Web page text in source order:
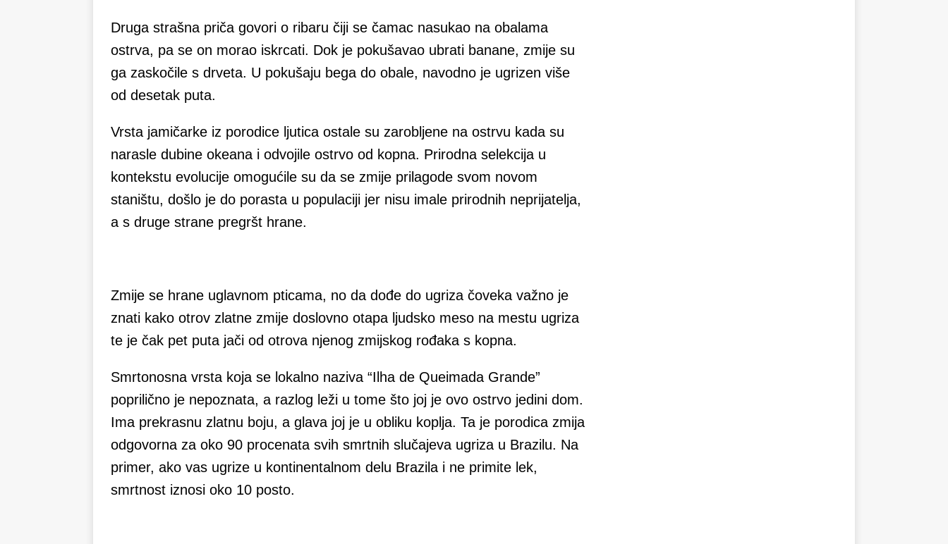
Druga strašna priča govori o ribaru čiji se čamac nasukao na obalama
ostrva, pa se on morao iskrcati. Dok je pokušavao ubrati banane, zmije su
ga zaskočile s drveta. U pokušaju bega do obale, navodno je ugrizen više
od desetak puta.
Vrsta jamičarke iz porodice ljutica ostale su zarobljene na ostrvu kada su
narasle dubine okeana i odvojile ostrvo od kopna. Prirodna selekcija u
kontekstu evolucije omogućile su da se zmije prilagode svom novom
staništu, došlo je do porasta u populaciji jer nisu imale prirodnih neprijatelja,
a s druge strane pregršt hrane.
Zmije se hrane uglavnom pticama, no da dođe do ugriza čoveka važno je
znati kako otrov zlatne zmije doslovno otapa ljudsko meso na mestu ugriza
te je čak pet puta jači od otrova njenog zmijskog rođaka s kopna.
Smrtonosna vrsta koja se lokalno naziva “Ilha de Queimada Grande”
poprilično je nepoznata, a razlog leži u tome što joj je ovo ostrvo jedini dom.
Ima prekrasnu zlatnu boju, a glava joj je u obliku koplja. Ta je porodica zmija
odgovorna za oko 90 procenata svih smrtnih slučajeva ugriza u Brazilu. Na
primer, ako vas ugrize u kontinentalnom delu Brazila i ne primite lek,
smrtnost iznosi oko 10 posto.